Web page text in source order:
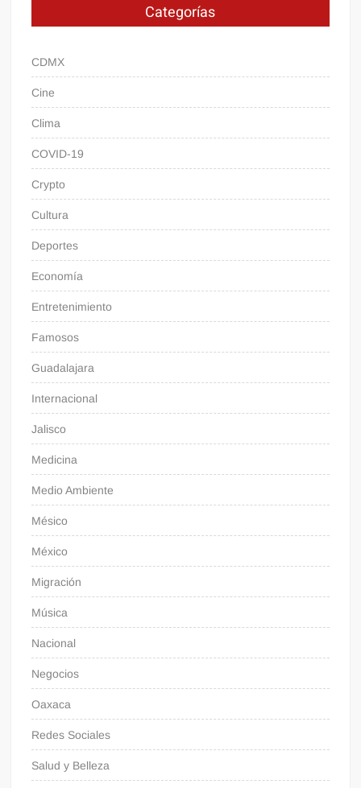
Categorías
CDMX
Cine
Clima
COVID-19
Crypto
Cultura
Deportes
Economía
Entretenimiento
Famosos
Guadalajara
Internacional
Jalisco
Medicina
Medio Ambiente
Mésico
México
Migración
Música
Nacional
Negocios
Oaxaca
Redes Sociales
Salud y Belleza